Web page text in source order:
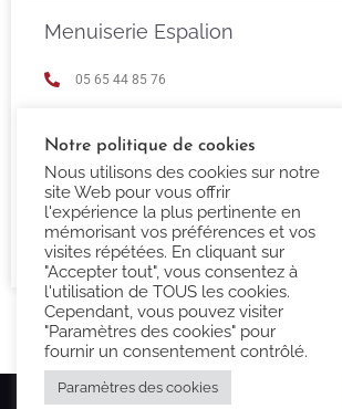
Menuiserie Espalion
05 65 44 85 76
23 Boulevard de Guizard 12500 Espalion
Lundi au Vendredi 9h00 -12h00 / 14h00 -
Fermé Samedi et Dimanche
Copyright Confort-3000.fr –
Notre politique de cookies
Nous utilisons des cookies sur notre
site Web pour vous offrir
l'expérience la plus pertinente en
mémorisant vos préférences et vos
visites répétées. En cliquant sur
"Accepter tout", vous consentez à
l'utilisation de TOUS les cookies.
Cependant, vous pouvez visiter
"Paramètres des cookies" pour
fournir un consentement contrôlé.
Paramètres des cookies